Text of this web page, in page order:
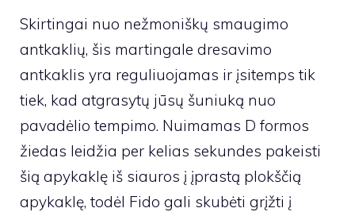
Skirtingai nuo nežmoniškų smaugimo
antkaklių, šis martingale dresavimo
antkaklis yra reguliuojamas ir įsitemps tik
tiek, kad atgrasytų jūsų šuniuką nuo
pavadėlio tempimo. Nuimamas D formos
žiedas leidžia per kelias sekundes pakeisti
šią apykaklę iš siauros į įprastą plokščią
apykaklę, todėl Fido gali skubėti grįžti į